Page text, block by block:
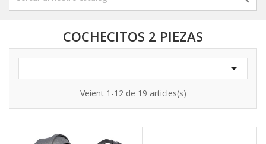
COCHECITOS 2 PIEZAS

Veient 1-12 de 19 articles(s)